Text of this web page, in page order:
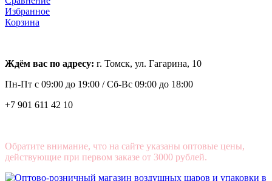
Избранное
Корзина
Ждём вас по адресу: г. Томск, ул. Гагарина, 10
Пн-Пт с 09:00 до 19:00 /Сб-Вс 09:00 до 18:00
+7 901 611 42 10
Обратите внимание, что на сайте указаны оптовые цены,
действующие при первом заказе от 3000 рублей.